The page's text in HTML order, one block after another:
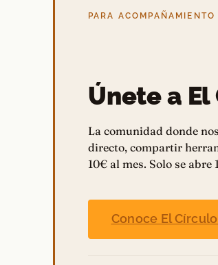
PARA
Únete a
La comunidad donde
directo, compartir
10€ al mes. Solo se abre
Conoce El